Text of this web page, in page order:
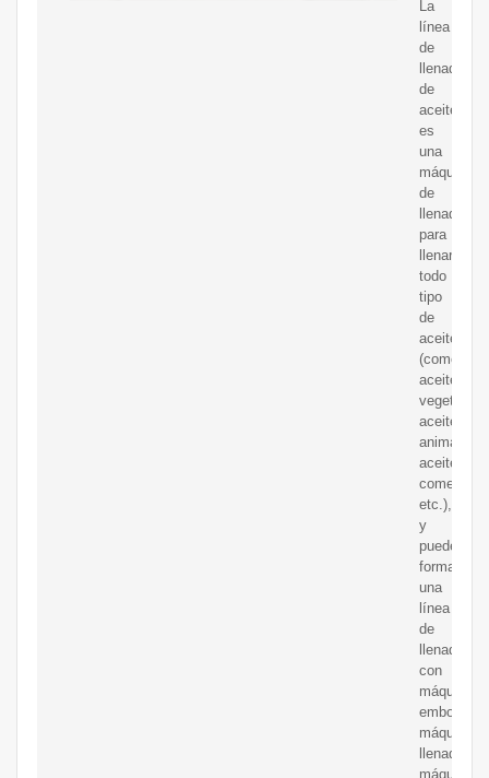
La
línea
de
llenado
de
aceite
es
una
máquina
de
llenado
para
llenar
todo
tipo
de
aceites
(como
aceite
vegetal,
aceite
animal,
aceite
etc.),
y
puede
formar
una
línea
de
llenado
con
máquina
máquina
llenadora,
máquina